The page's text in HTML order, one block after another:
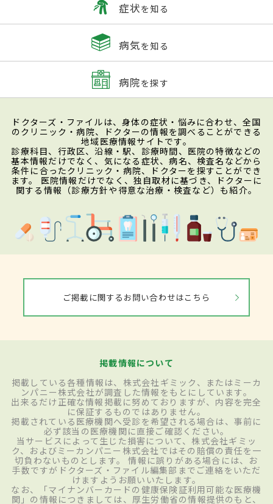
症状を知る
病気を知る
病院を探す
ドクターズ・ファイルは、身体の症状・悩みに合わせ、全国
のクリニック・病院、ドクターの情報を調べることができる
地域医療情報サイトです。
診療科目、行政区、沿線・駅、診療時間、医院の特徴などの
基本情報だけでなく、気になる症状、病名、検査名などから
条件に合ったクリニック・病院、ドクターを探すことができ
ます。 医院情報だけでなく、独自取材に基づき、ドクターに
関する情報（診療方針や得意な治療・検査など）も紹介。
ご掲載に関するお問い合わせはこちら
掲載情報について
掲載している各種情報は、株式会社ギミック、またはミーカ
ンパニー株式会社が調査した情報をもとにしています。
出来るだけ正確な情報掲載に努めておりますが、内容を完全
に保証するものではありません。
掲載されている医療機関へ受診を希望される場合は、事前に
必ず該当の医療機関に直接ご確認ください。
当サービスによって生じた損害について、株式会社ギミッ
ク、およびミーカンパニー株式会社ではその賠償の責任を一
切負わないものとします。 情報に誤りがある場合には、お
手数ですがドクターズ・ファイル編集部までご連絡をいただ
けますようお願いいたします。
なお、「マイナンバーカードの健康保険証利用可能な医療機
関」の情報につきましては、厚生労働省の情報提供のもと、